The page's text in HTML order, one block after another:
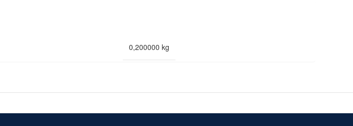
0,200000 kg